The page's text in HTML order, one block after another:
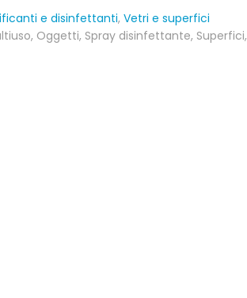
e disinfettanti,Vetri e superfici
, Oggetti, Spray disinfettante, Superfici,